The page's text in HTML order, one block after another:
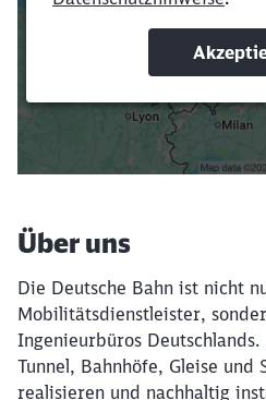
oder Filter
Suchbegriffe
Filter
Über uns
Die Deutsche Bahn ist nicht
Mobilitätsdienstleister,
Ingenieurbüros Deutschlands.
Tunnel, Bahnhöfe, Gleise und
realisieren und nachhaltig